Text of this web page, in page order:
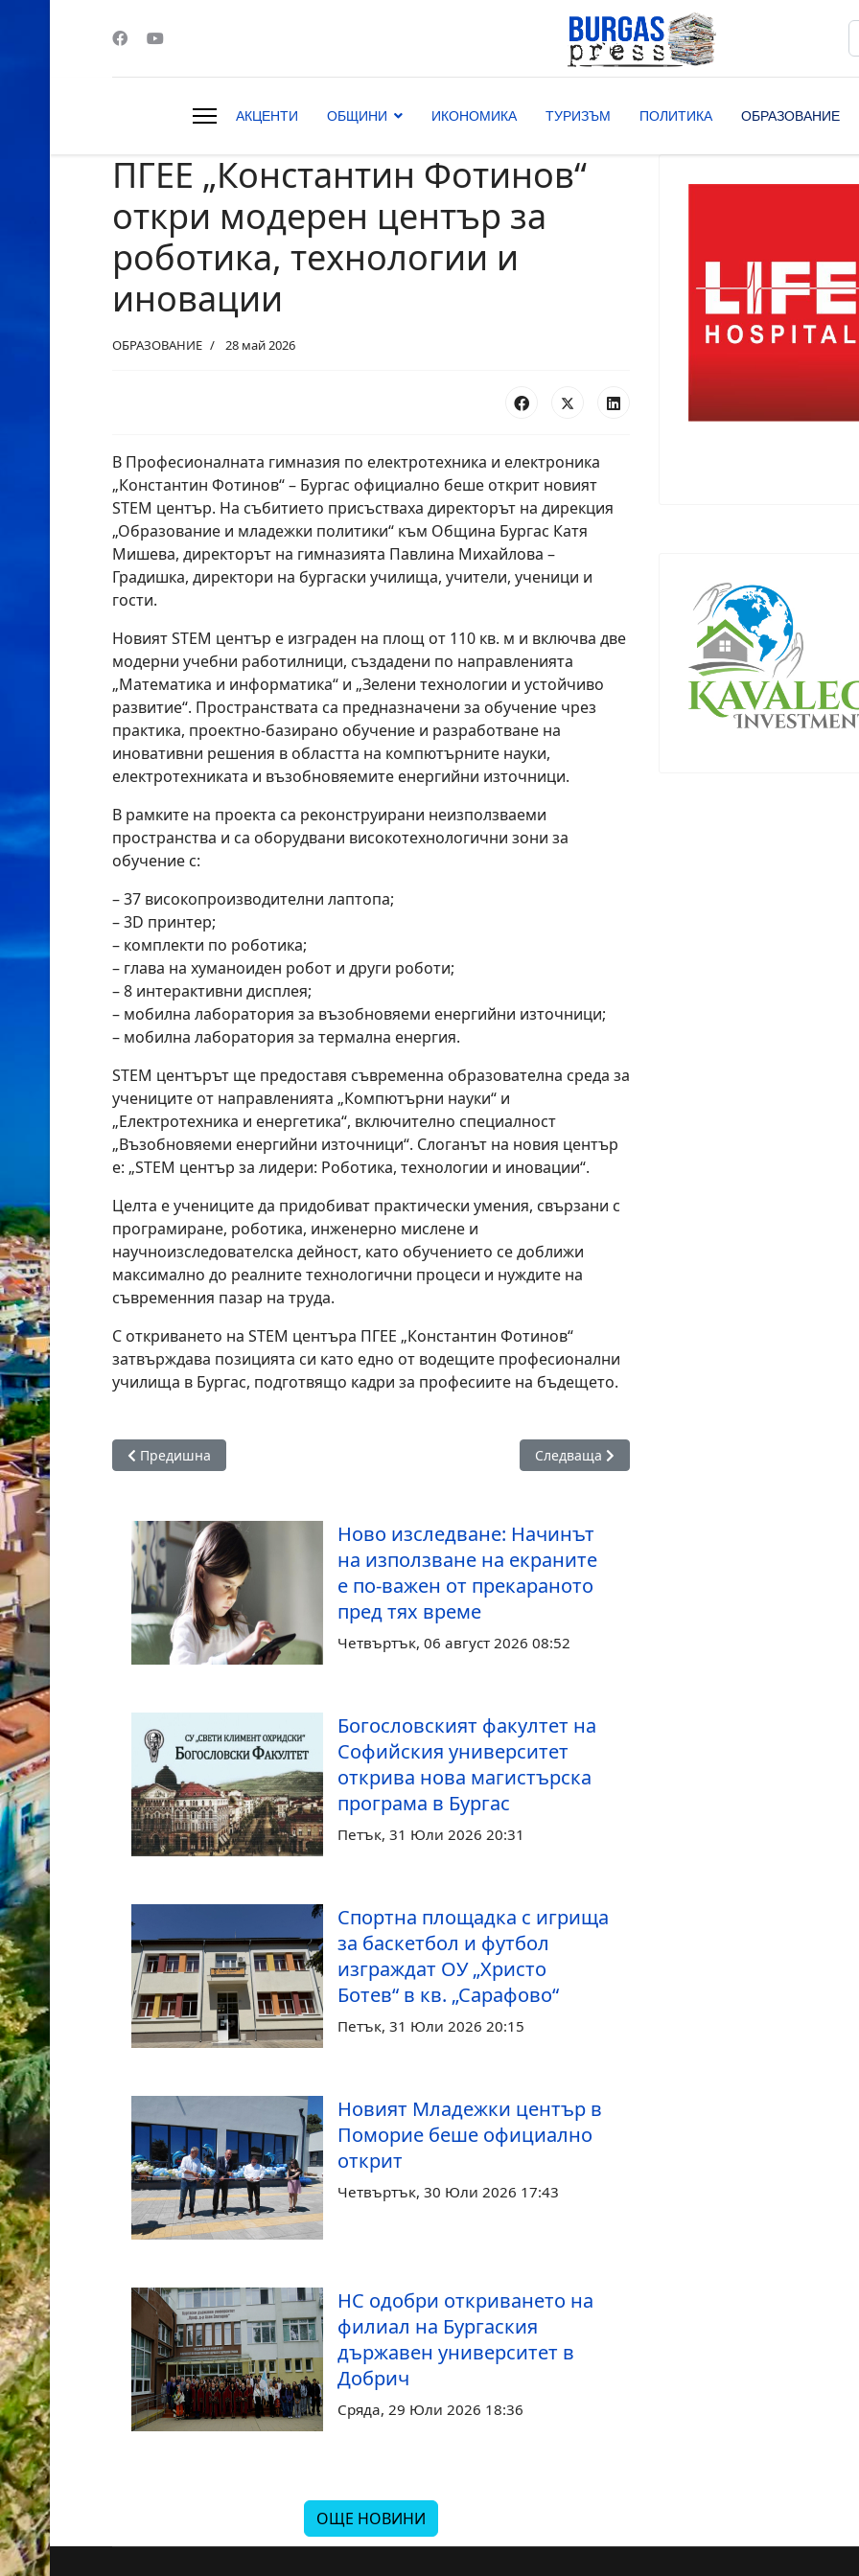
АКЦЕНТИ ОБЩИНИ ИКОНОМИКА ТУРИЗЪМ ПОЛИТИКА ОБРАЗОВАНИЕ
ПГЕЕ „Константин Фотинов“
откри модерен център за
роботика, технологии и
иновации
ОБРАЗОВАНИЕ 28 май 2026
В Професионалната гимназия по електротехника и електроника
„Константин Фотинов“ – Бургас официално беше открит новият
STEM център. На събитието присъстваха директорът на дирекция
„Образование и младежки политики“ към Община Бургас Катя
Мишева, директорът на гимназията Павлина Михайлова –
Градишка, директори на бургаски училища, учители, ученици и
гости.
Новият STEM център е изграден на площ от 110 кв. м и включва две
модерни учебни работилници, създадени по направленията
„Математика и информатика“ и „Зелени технологии и устойчиво
развитие“. Пространствата са предназначени за обучение чрез
практика, проектно-базирано обучение и разработване на
иновативни решения в областта на компютърните науки,
електротехниката и възобновяемите енергийни източници.
В рамките на проекта са реконструирани неизползваеми
пространства и са оборудвани високотехнологични зони за
обучение с:
– 37 високопроизводителни лаптопа;
– 3D принтер;
– комплекти по роботика;
– глава на хуманоиден робот и други роботи;
– 8 интерактивни дисплея;
– мобилна лаборатория за възобновяеми енергийни източници;
– мобилна лаборатория за термална енергия.
STEM центърът ще предоставя съвременна образователна среда за
учениците от направленията „Компютърни науки“ и
„Електротехника и енергетика“, включително специалност
„Възобновяеми енергийни източници“. Слоганът на новия център
е: „STEM център за лидери: Роботика, технологии и иновации“.
Целта е учениците да придобиват практически умения, свързани с
програмиране, роботика, инженерно мислене и
научноизследователска дейност, като обучението се доближи
максимално до реалните технологични процеси и нуждите на
съвременния пазар на труда.
С откриването на STEM центъра ПГЕЕ „Константин Фотинов“
затвърждава позицията си като едно от водещите професионални
училища в Бургас, подготвящо кадри за професиите на бъдещето.
Предишна статия: Община Царево посреща IX Международна лятна академия по лидерство за студенти
Предишна Следваща статия: Откриха нов STEM център в
Следваща
Ново изследване: Начинът
на използване на екраните
е по-важен от прекараното
пред тях време
Четвъртък, 06 август 2026 08:52
Богословският факултет на
Софийския университет
открива нова магистърска
програма в Бургас
Петък, 31 Юли 2026 20:31
Спортна площадка с игрища
за баскетбол и футбол
изграждат ОУ „Христо
Ботев“ в кв. „Сарафово“
Петък, 31 Юли 2026 20:15
Новият Младежки център в
Поморие беше официално
открит
Четвъртък, 30 Юли 2026 17:43
НС одобри откриването на
филиал на Бургаския
държавен университет в
Добрич
Сряда, 29 Юли 2026 18:36
ОЩЕ НОВИНИ